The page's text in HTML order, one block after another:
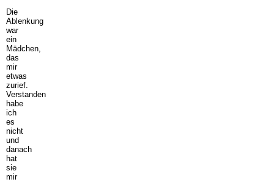
Die
Ablenkung
war
ein
Mädchen,
das
mir
etwas
zurief.
Verstanden
habe
ich
es
nicht
und
danach
hat
sie
mir